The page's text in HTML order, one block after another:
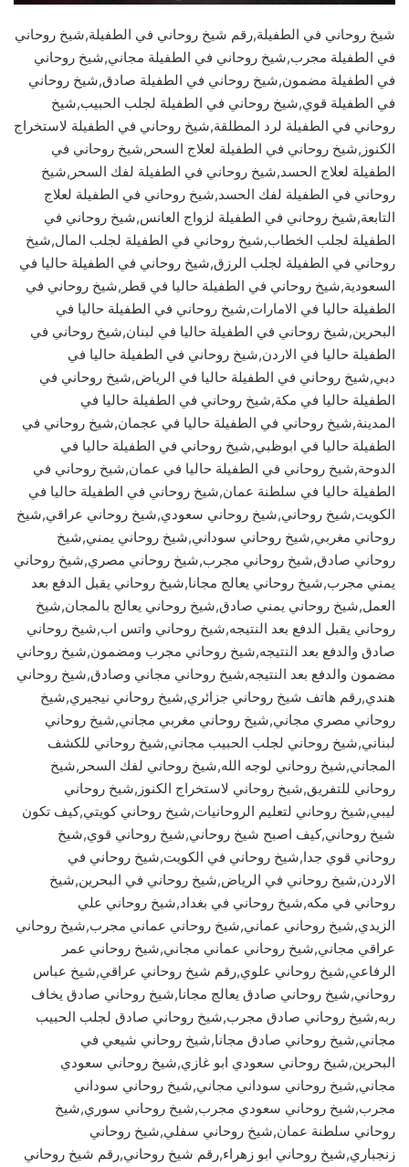
شيخ روحاني في الطفيلة,رقم شيخ روحاني في الطفيلة,شيخ روحاني
في الطفيلة مجرب,شيخ روحاني في الطفيلة مجاني,شيخ روحاني
في الطفيلة مضمون,شيخ روحاني في الطفيلة صادق,شيخ روحاني
في الطفيلة قوي,شيخ روحاني في الطفيلة لجلب الحبيب,شيخ
روحاني في الطفيلة لرد المطلقة,شيخ روحاني في الطفيلة لاستخراج
الكنوز,شيخ روحاني في الطفيلة لعلاج السحر,شيخ روحاني في
الطفيلة لعلاج الحسد,شيخ روحاني في الطفيلة لفك السحر,شيخ
روحاني في الطفيلة لفك الحسد,شيخ روحاني في الطفيلة لعلاج
التابعة,شيخ روحاني في الطفيلة لزواج العانس,شيخ روحاني في
الطفيلة لجلب الخطاب,شيخ روحاني في الطفيلة لجلب المال,شيخ
روحاني في الطفيلة لجلب الرزق,شيخ روحاني في الطفيلة حاليا في
السعودية,شيخ روحاني في الطفيلة حاليا في قطر,شيخ روحاني في
الطفيلة حاليا في الامارات,شيخ روحاني في الطفيلة حاليا في
البحرين,شيخ روحاني في الطفيلة حاليا في لبنان,شيخ روحاني في
الطفيلة حاليا في الاردن,شيخ روحاني في الطفيلة حاليا في
دبي,شيخ روحاني في الطفيلة حاليا في الرياض,شيخ روحاني في
الطفيلة حاليا في مكة,شيخ روحاني في الطفيلة حاليا في
المدينة,شيخ روحاني في الطفيلة حاليا في عجمان,شيخ روحاني في
الطفيلة حاليا في ابوظبي,شيخ روحاني في الطفيلة حاليا في
الدوحة,شيخ روحاني في الطفيلة حاليا في عمان,شيخ روحاني في
الطفيلة حاليا في سلطنة عمان,شيخ روحاني في الطفيلة حاليا في
الكويت,شيخ روحاني,شيخ روحاني سعودي,شيخ روحاني عراقي,شيخ
روحاني مغربي,شيخ روحاني سوداني,شيخ روحاني يمني,شيخ
روحاني صادق,شيخ روحاني مجرب,شيخ روحاني مصري,شيخ روحاني
يمني مجرب,شيخ روحاني يعالج مجانا,شيخ روحاني يقبل الدفع بعد
العمل,شيخ روحاني يمني صادق,شيخ روحاني يعالج بالمجان,شيخ
روحاني يقبل الدفع بعد النتيجه,شيخ روحاني واتس اب,شيخ روحاني
صادق والدفع بعد النتيجه,شيخ روحاني مجرب ومضمون,شيخ روحاني
مضمون والدفع بعد النتيجه,شيخ روحاني مجاني وصادق,شيخ روحاني
هندي,رقم هاتف شيخ روحاني جزائري,شيخ روحاني نيجيري,شيخ
روحاني مصري مجاني,شيخ روحاني مغربي مجاني,شيخ روحاني
لبناني,شيخ روحاني لجلب الحبيب مجاني,شيخ روحاني للكشف
المجاني,شيخ روحاني لوجه الله,شيخ روحاني لفك السحر,شيخ
روحاني للتفريق,شيخ روحاني لاستخراج الكنوز,شيخ روحاني
ليبي,شيخ روحاني لتعليم الروحانيات,شيخ روحاني كويتي,كيف تكون
شيخ روحاني,كيف اصبح شيخ روحاني,شيخ روحاني قوي,شيخ
روحاني قوي جدا,شيخ روحاني في الكويت,شيخ روحاني في
الاردن,شيخ روحاني في الرياض,شيخ روحاني في البحرين,شيخ
روحاني في مكه,شيخ روحاني في بغداد,شيخ روحاني علي
الزيدي,شيخ روحاني عماني,شيخ روحاني عماني مجرب,شيخ روحاني
عراقي مجاني,شيخ روحاني عماني مجاني,شيخ روحاني عمر
الرفاعي,شيخ روحاني علوي,رقم شيخ روحاني عراقي,شيخ عباس
روحاني,شيخ روحاني صادق يعالج مجانا,شيخ روحاني صادق يخاف
ربه,شيخ روحاني صادق مجرب,شيخ روحاني صادق لجلب الحبيب
مجاني,شيخ روحاني صادق مجانا,شيخ روحاني شيعي في
البحرين,شيخ روحاني سعودي ابو غازي,شيخ روحاني سعودي
مجاني,شيخ روحاني سوداني مجاني,شيخ روحاني سوداني
مجرب,شيخ روحاني سعودي مجرب,شيخ روحاني سوري,شيخ
روحاني سلطنة عمان,شيخ روحاني سفلي,شيخ روحاني
زنجباري,شيخ روحاني ابو زهراء,رقم شيخ روحاني,رقم شيخ روحاني